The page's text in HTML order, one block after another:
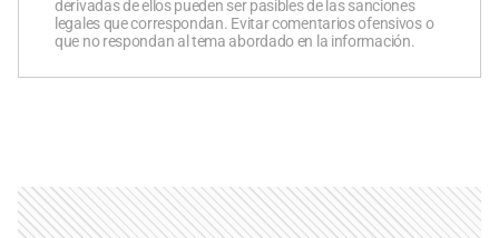
derivadas de ellos pueden ser pasibles de las sanciones
legales que correspondan. Evitar comentarios ofensivos o
que no respondan al tema abordado en la información.